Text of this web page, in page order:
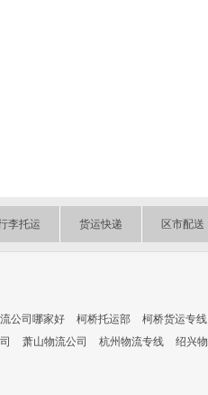
李托运 货运快递 区市配送
公司哪家好 柯桥托运部
柯桥货运专线
萧山物流公司 杭州物流专线
绍兴物